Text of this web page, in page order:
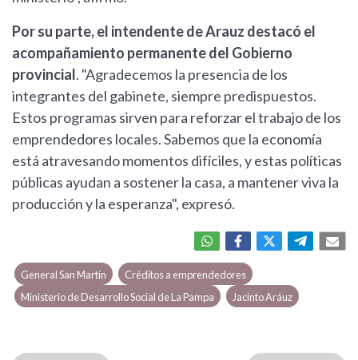
Por su parte, el intendente de Arauz destacó el
acompañamiento permanente del Gobierno
provincial. "Agradecemos la presencia de los
integrantes del gabinete, siempre predispuestos.
Estos programas sirven para reforzar el trabajo de los
emprendedores locales. Sabemos que la economía
está atravesando momentos difíciles, y estas políticas
públicas ayudan a sostener la casa, a mantener viva la
producción y la esperanza", expresó.
General San Martín
Créditos a emprendedores
Ministerio de Desarrollo Social de La Pampa
Jacinto Aráuz